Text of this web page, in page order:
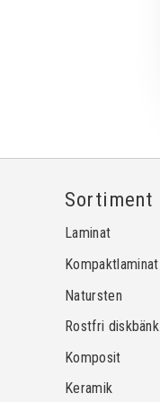
Sortiment
Laminat
Kompaktlaminat
Natursten
Rostfri diskbänk
Komposit
Keramik